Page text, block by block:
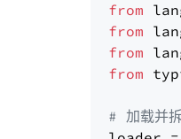
from
from
from
from
# 加载并